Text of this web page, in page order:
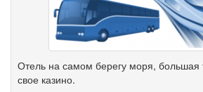
Отель на самом берегу моря, большая
свое казино.